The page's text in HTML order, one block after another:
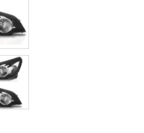
DIREITO (PASSAGEIRO)
PAR